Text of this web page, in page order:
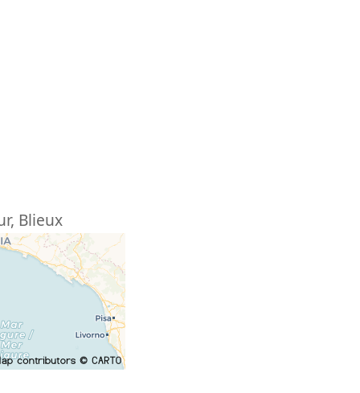
, Blieux